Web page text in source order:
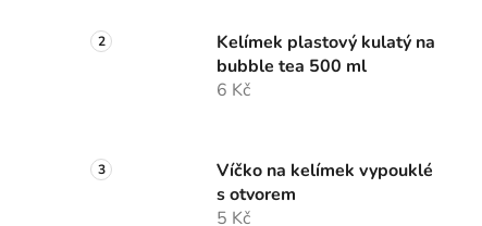
Kelímek plastový kulatý na
bubble tea 500 ml
6 Kč
Víčko na kelímek vypouklé
s otvorem
5 Kč